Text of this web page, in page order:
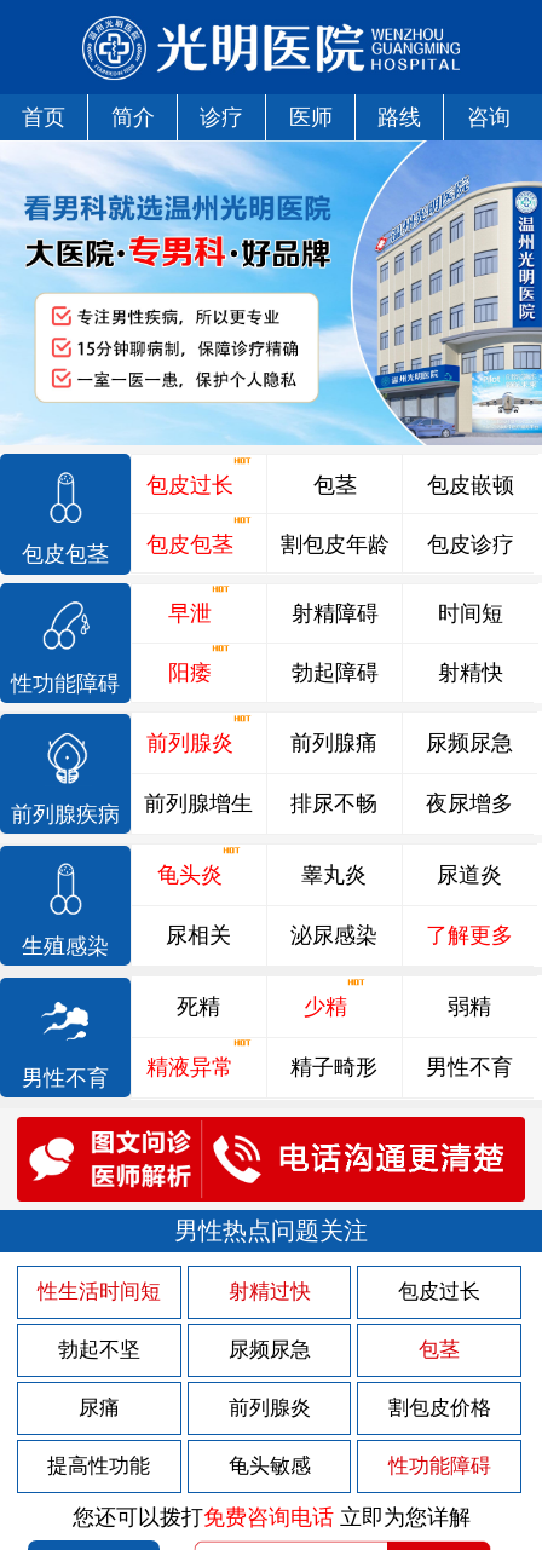
首页 简介 诊疗 医师 路线 咨询
包皮包茎
包皮过长
包皮包茎
包茎
割包皮年龄
包皮嵌顿
包皮诊疗
性功能障碍
早泄
阳痿
射精障碍
勃起障碍
时间短
射精快
前列腺疾病
前列腺炎 前列腺痛 尿频尿急
前列腺增生 排尿不畅 夜尿增多
生殖感染
龟头炎 睾丸炎 尿道炎
尿相关 泌尿感染 了解更多
男性不育
死精 少精 弱精
精液异常 精子畸形 男性不育
男性热点问题关注
性生活时间短 射精过快 包皮过长
勃起不坚 尿频尿急 包茎
尿痛 前列腺炎 割包皮价格
提高性功能 龟头敏感 性功能障碍
您还可以拨打免费咨询电话立即为您详解